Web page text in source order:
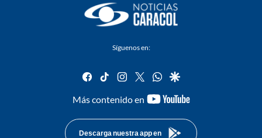
Síguenos en:
facebook
tiktok instagram
twitterwhatsapp
google
Más contenido en
youtube-
Descarga nuestra app en